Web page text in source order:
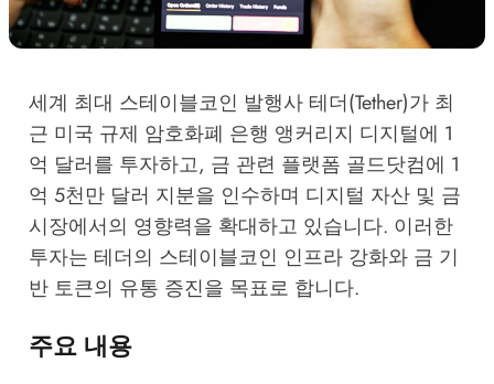
세계 최대 스테이블코인 발행사 테더(Tether)가 최
근 미국 규제 암호화폐 은행 앵커리지 디지털에 1
억 달러를 투자하고, 금 관련 플랫폼 골드닷컴에 1
억 5천만 달러 지분을 인수하며 디지털 자산 및 금
시장에서의 영향력을 확대하고 있습니다. 이러한
투자는 테더의 스테이블코인 인프라 강화와 금 기
반 토큰의 유통 증진을 목표로 합니다.
주요 내용